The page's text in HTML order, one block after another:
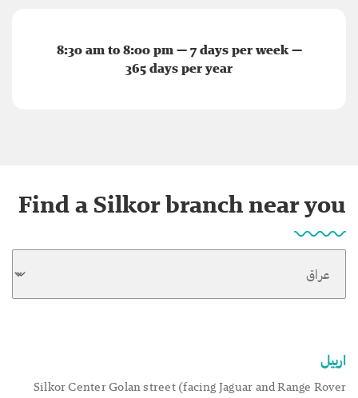
8:30 am to 8:00 pm — 7 days per week —
365 days per year
Find a Silkor branch near you
اربيل
Silkor Center Golan street (facing Jaguar and Range Rover